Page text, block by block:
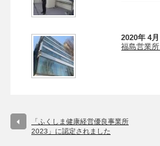
2020年 4月
福島営業所
「ふくしま健康経営優良事業所
2023」に認定されました